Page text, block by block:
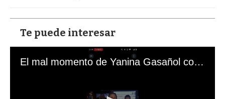
Te puede interesar
El mal momento de Yanina Gasañol con un hincha argentino en "Subrayado"